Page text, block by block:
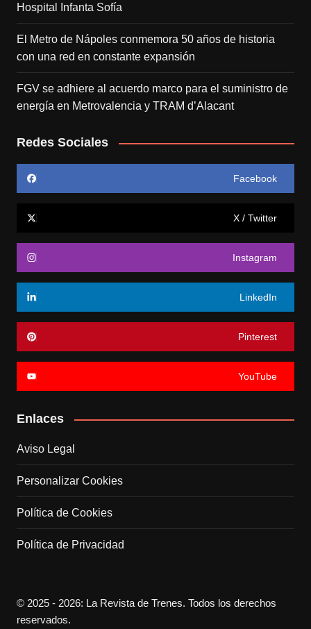
Hospital Infanta Sofía
El Metro de Nápoles conmemora 50 años de historia
con una red en constante expansión
FGV se adhiere al acuerdo marco para el suministro de
energía en Metrovalencia y TRAM d’Alacant
Redes Sociales
Facebook
X / Twitter
Instagram
LinkedIn
Pinterest
YouTube
Enlaces
Aviso Legal
Personalizar Cookies
Política de Cookies
Política de Privacidad
© 2025 - 2026: La Revista de Trenes. Todos los derechos
reservados.